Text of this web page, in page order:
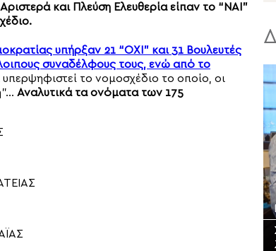
και Πλεύση Ελευθερία είπαν το “ΝΑΙ”
υπήρξαν 21 “ΟΧΙ” και 31 Βουλευτές
συναδέλφους τους, ενώ από το
το νομοσχέδιο το οποίο, οι
Αναλυτικά τα ονόματα των 175